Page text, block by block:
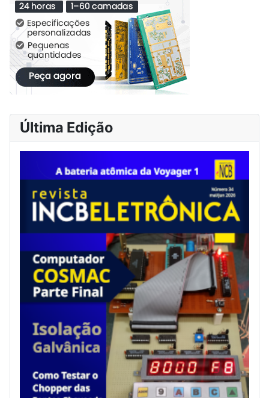
Última Edição